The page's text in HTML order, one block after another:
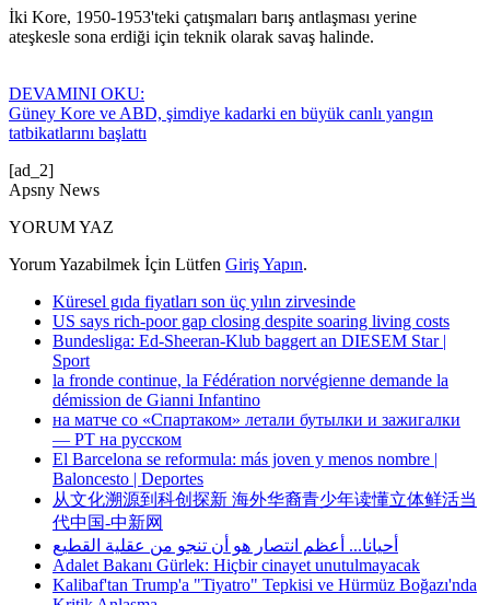
İki Kore, 1950-1953'teki çatışmaları barış antlaşması yerine
ateşkesle sona erdiği için teknik olarak savaş halinde.
DEVAMINI OKU:
Güney Kore ve ABD, şimdiye kadarki en büyük canlı yangın
tatbikatlarını başlattı
[ad_2]
Apsny News
YORUM YAZ
Yorum Yazabilmek İçin Lütfen Giriş Yapın.
Küresel gıda fiyatları son üç yılın zirvesinde
US says rich-poor gap closing despite soaring living costs
Bundesliga: Ed-Sheeran-Klub baggert an DIESEM Star |
Sport
la fronde continue, la Fédération norvégienne demande la
démission de Gianni Infantino
на матче со «Спартаком» летали бутылки и зажигалки
— РТ на русском
El Barcelona se reformula: más joven y menos nombre |
Baloncesto | Deportes
从文化溯源到科创探新 海外华裔青少年读懂立体鲜活当
代中国-中新网
أحيانا... أعظم انتصار هو أن تنجو من عقلية القطيع
Adalet Bakanı Gürlek: Hiçbir cinayet unutulmayacak
Kalibaf'tan Trump'a "Tiyatro" Tepkisi ve Hürmüz Boğazı'nda